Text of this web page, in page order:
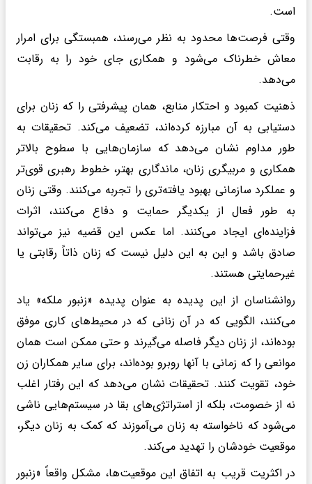
است.
وقتی فرصت‌ها محدود به نظر می‌رسند، همبستگی برای امرار
معاش خطرناک می‌شود و همکاری جای خود را به رقابت
می‌دهد.
ذهنیت کمبود و احتکار منابع، همان پیشرفتی را که زنان برای
دستیابی به آن مبارزه کرده‌اند، تضعیف می‌کند. تحقیقات به
طور مداوم نشان می‌دهد که سازمان‌هایی با سطوح بالاتر
همکاری و مربیگری زنان، ماندگاری بهتر، خطوط رهبری قوی‌تر
و عملکرد سازمانی بهبود یافته‌تری را تجربه می‌کنند. وقتی زنان
به طور فعال از یکدیگر حمایت و دفاع می‌کنند، اثرات
فزاینده‌ای ایجاد می‌کنند. اما عکس این قضیه نیز می‌تواند
صادق باشد و این به این دلیل نیست که زنان ذاتاً رقابتی یا
غیرحمایتی هستند.
روانشناسان از این پدیده به عنوان پدیده «زنبور ملکه» یاد
می‌کنند، الگویی که در آن زنانی که در محیط‌های کاری موفق
بوده‌اند، از زنان دیگر فاصله می‌گیرند و حتی ممکن است همان
موانعی را که زمانی با آنها روبرو بوده‌اند، برای سایر همکاران زن
خود، تقویت کنند. تحقیقات نشان می‌دهد که این رفتار اغلب
نه از خصومت، بلکه از استراتژی‌های بقا در سیستم‌هایی ناشی
می‌شود که ناخواسته به زنان می‌آموزند که کمک به زنان دیگر،
موقعیت خودشان را تهدید می‌کند.
در اکثریت قریب به اتفاق این موقعیت‌ها، مشکل واقعاً «زنبور